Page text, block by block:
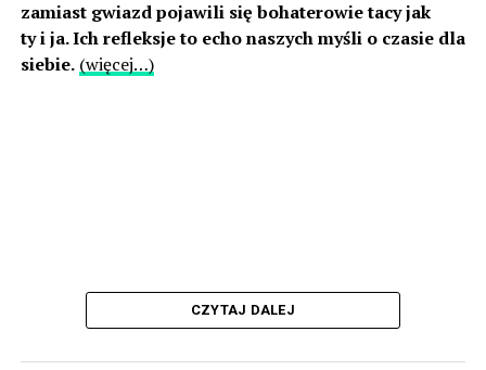
zamiast gwiazd pojawili się bohaterowie tacy jak
ty i ja. Ich refleksje to echo naszych myśli o czasie dla
siebie. (więcej…)
CZYTAJ DALEJ